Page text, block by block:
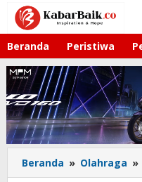
Lewati
konten
Beranda Peristiwa
Beranda » Olahraga »